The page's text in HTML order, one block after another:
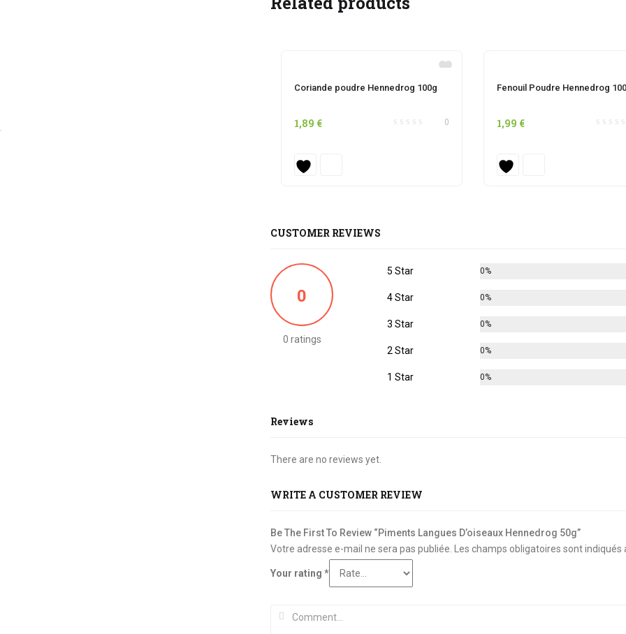
Coriande poudre Hennedrog 100g
0
1,89 €
Fenouil Poudre Hennedrog
1,99 €
CUSTOMER REVIEWS
0
0 ratings
5 Star 0%
4 Star 0%
3 Star 0%
2 Star 0%
1 Star 0%
Reviews
There are no reviews yet.
WRITE A CUSTOMER REVIEW
Be The First To Review “Piments Langues D’oiseaux Hennedrog 50g”
Votre adresse e-mail ne sera pas publiée. Les champs obligatoires sont indiqués
Your rating *